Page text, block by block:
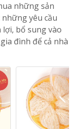
những sản
yêu cầu
bổ sung vào
đình để cả nhà